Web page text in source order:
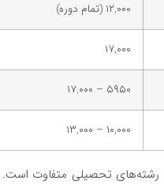
۱۲,۰۰۰ (تمام دوره)
۱۷,۰۰۰
۵۹۵۰ – ۱۷,۰۰۰
۱۰,۰۰۰ – ۱۳,۰۰۰
تحصیلی متفاوت است.